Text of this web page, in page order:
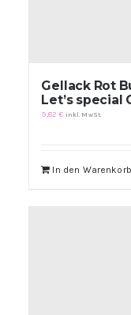
Gellack Rot
Let’s special
9,82€ inkl. MwSt.
In den Warenkorb